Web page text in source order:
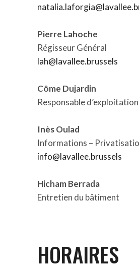
Pierre Lahoche
Régisseur Général
lah@lavallee.brussels
Côme Dujardin
Responsable
Inès Oulad
Informations –
info@lavallee.brussels
Hicham Berrada
Entretien du bâtiment
HORAIRES